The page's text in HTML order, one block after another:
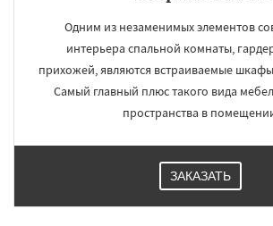
Одним из незаменимых элементов
интерьера спальной комнаты,
прихожей, являются встраиваемые
Самый главный плюс такого вида
пространства в
ЗАКАЗАТЬ